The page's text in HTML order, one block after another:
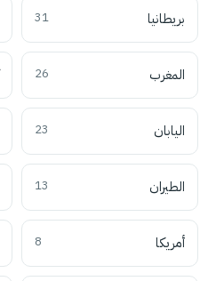
بريطانيا 31
المغرب 26
اليابان 23
الطيران 13
أمريكا 8